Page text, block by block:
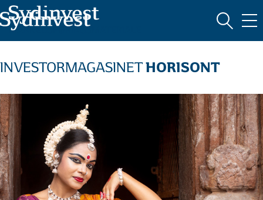
MARKEDSFØRINGSMATERIALE
INVESTORMAGASINETHORISONT